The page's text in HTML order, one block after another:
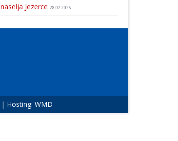
naselja Jezerce 28.07.2026
| Hosting: WMD